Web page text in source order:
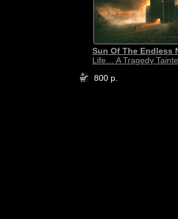
Sun Of The Endless
Life… A Tragedy
800 р.